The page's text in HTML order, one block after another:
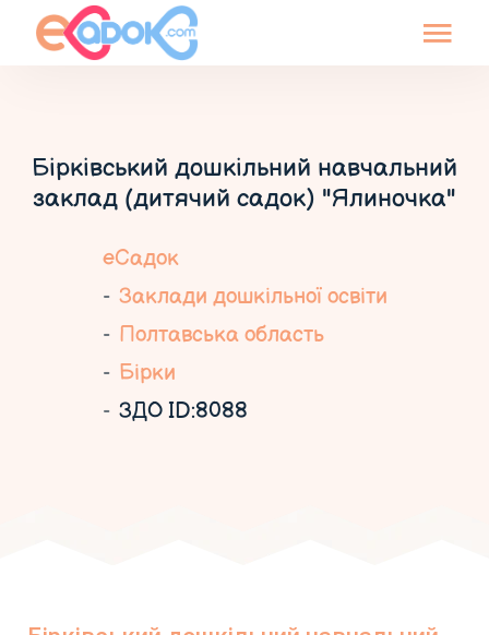
Бірківський дошкільний навчальний
заклад (дитячий садок) "Ялиночка"
еСадок
Заклади дошкільної освіти
Полтавська область
Бірки
ЗДО ID:8088